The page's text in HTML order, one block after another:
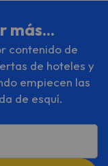
más...
contenido de
de hoteles y
empiecen las
de esquí.